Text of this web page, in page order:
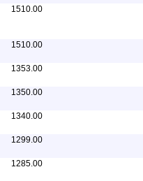
1510.00
1510.00
1353.00
1350.00
1340.00
1299.00
1285.00